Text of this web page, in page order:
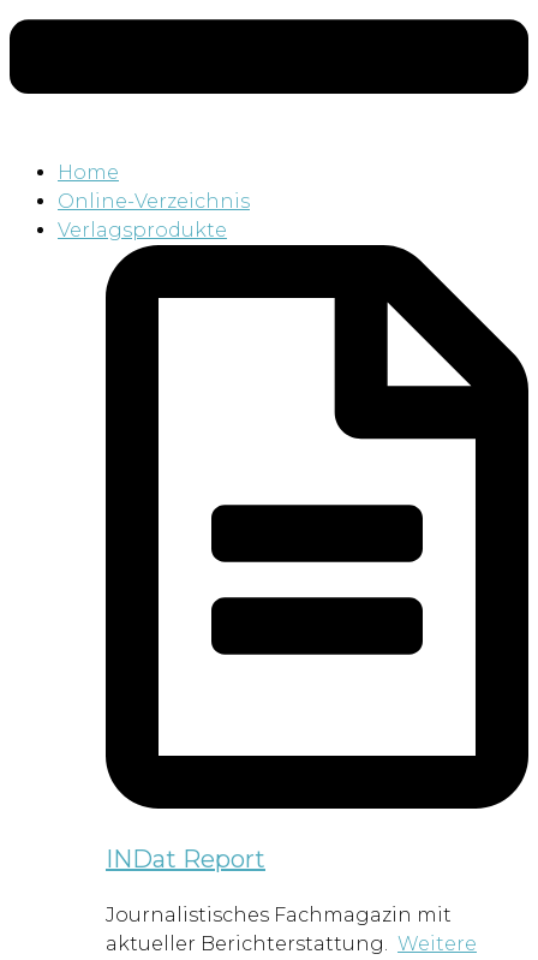
Home
Online-Verzeichnis
Verlagsprodukte
INDat Report
Journalistisches Fachmagazin mit
aktueller Berichterstattung. Weitere